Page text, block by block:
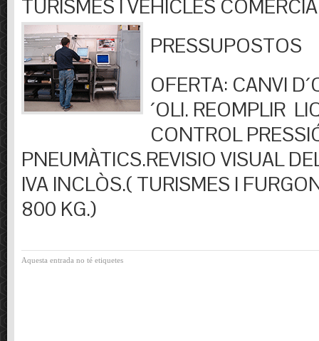
TURISMES I VEHICLES
PRESSUPOSTOS
OFERTA: CANVI
´OLI. REOMPLIR
CONTROL
PNEUMÀTICS.REVISIO VISUAL
IVA INCLÒS.( TURISMES I
800 KG.)
Aquesta entrada no té etiquetes